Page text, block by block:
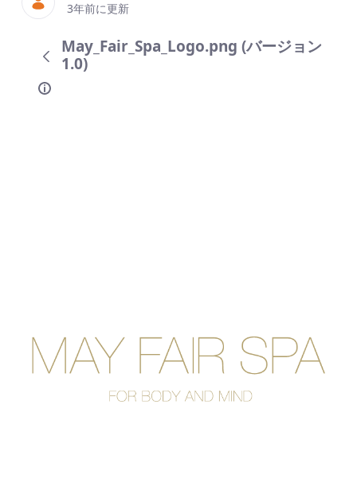
3年前に更新
May_Fair_Spa_Logo.png (バージョン
1.0)